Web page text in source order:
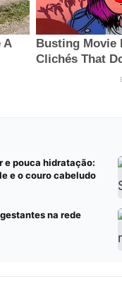
e pouca hidratação:
e o couro cabeludo
na rede